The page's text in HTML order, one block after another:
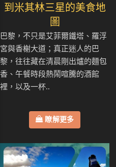
到米其林三星的美食地
圖
巴黎，不只是艾菲爾鐵塔、羅浮
宮與香榭大道；真正迷人的巴
黎，往往藏在清晨剛出爐的麵包
香、午餐時段熱鬧喧騰的酒館
裡，以及一杯..
瞭解更多